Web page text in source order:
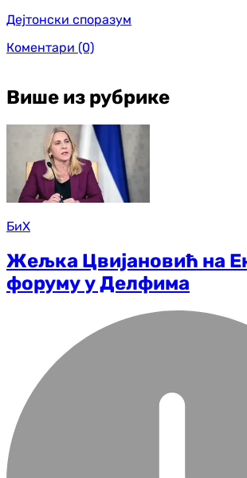
Дејтонски споразум
Коментари (0)
Више из рубрике
БиХ
Жељка Цвијановић на
форуму у Делфима